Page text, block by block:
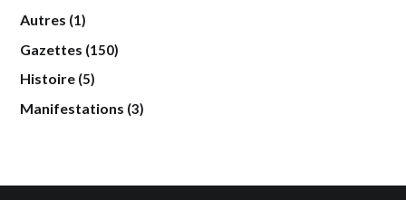
Autres (1)
Gazettes (150)
Histoire (5)
Manifestations (3)